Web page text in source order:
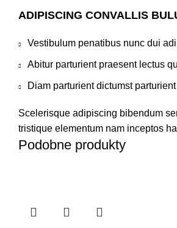
ADIPISCING CONVALLIS
Vestibulum penatibus nunc dui
Abitur parturient praesent lectus
Diam parturient dictumst
Scelerisque adipiscing bibendum
tristique elementum nam inceptos
Podobne produkty